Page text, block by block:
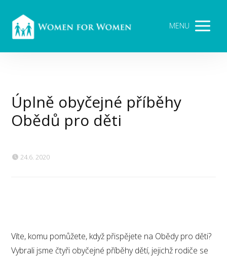
MENU
Úplně obyčejné příběhy
Obědů pro děti
24.6. 2020
Víte, komu pomůžete, když přispějete na Obědy pro děti?
Vybrali jsme čtyři obyčejné příběhy dětí, jejichž rodiče se